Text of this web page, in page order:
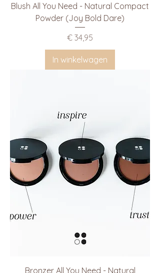
Blush All You Need - Natural Compact
Powder (Joy Bold Dare)
Prijs
€ 34,95
In winkelwagen
Bronzer All You Need - Natural